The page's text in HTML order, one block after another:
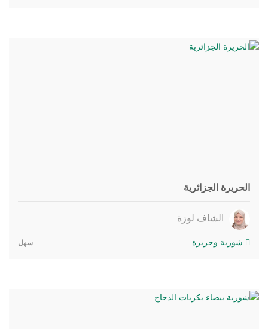
الحريرة الجزائرية
الشاف لوزة
شوربة وحريرة سهل